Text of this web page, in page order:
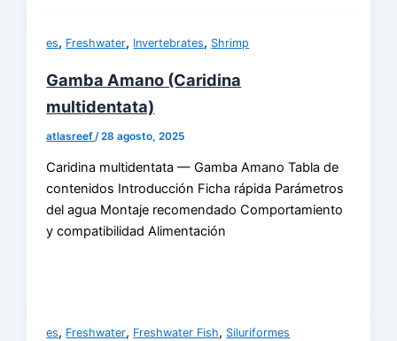
es, Freshwater, Invertebrates, Shrimp
Gamba Amano (Caridina
multidentata)
atlasreef /28 agosto, 2025
Caridina multidentata — Gamba Amano Tabla de
contenidos Introducción Ficha rápida Parámetros
del agua Montaje recomendado Comportamiento
y compatibilidad Alimentación
es, Freshwater, Freshwater Fish, Siluriformes